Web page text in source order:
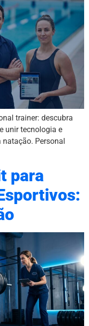
trainer: descubra
unir tecnologia e
Personal
para